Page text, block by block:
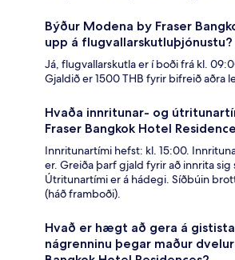
Býður Modena by Fraser
upp á flugvallarskutluþjónustu?
Já, flugvallarskutla er í boði frá kl.
Gjaldið er 1500 THB fyrir bifreið aðra
Hvaða innritunar- og
Fraser Bangkok Hotel
Innritunartími hefst: kl. 15:00.
er. Greiða þarf gjald fyrir að innrita sig
Útritunartími er á hádegi. Síðbúin
(háð framboði).
Hvað er hægt að gera á
nágrenninu þegar maður